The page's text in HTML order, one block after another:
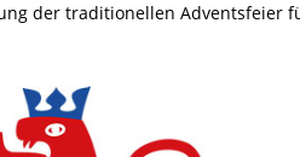
der traditionellen Adventsfeier